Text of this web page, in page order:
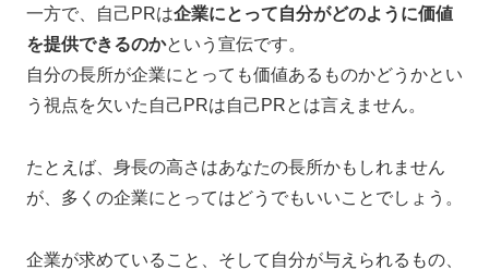
一方で、自己PRは企業にとって自分がどのように価値
を提供できるのかという宣伝です。
自分の長所が企業にとっても価値あるものかどうかとい
う視点を欠いた自己PRは自己PRとは言えません。
たとえば、身長の高さはあなたの長所かもしれません
が、多くの企業にとってはどうでもいいことでしょう。
企業が求めていること、そして自分が与えられるもの、